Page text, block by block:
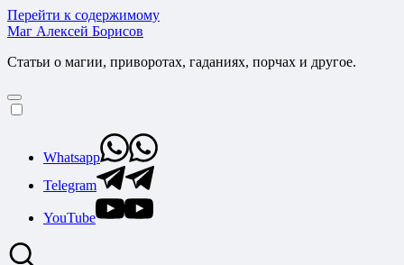
Перейти к содержимому
Маг Алексей Борисов
Статьи о магии, приворотах, гаданиях, порчах и другое.
Whatsapp
Telegram
YouTube